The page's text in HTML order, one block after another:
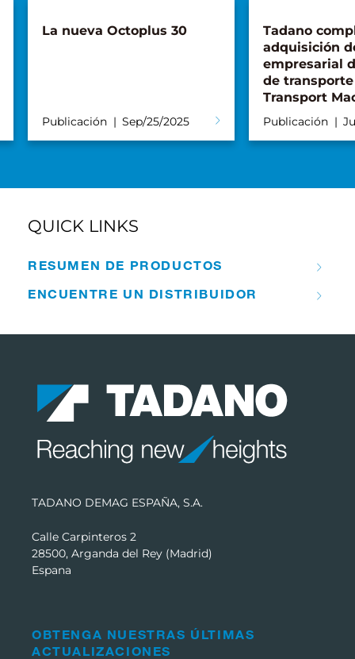
La nueva Octoplus 30
Publicación Sep/25/2025
Tadano
adquisición
empresarial
de
Transport
Publicación
QUICK LINKS
RESUMEN DE PRODUCTOS
ENCUENTRE UN DISTRIBUIDOR
TADANO DEMAG ESPAÑA, S.A.
Calle Carpinteros 2
28500, Arganda del Rey (Madrid)
Espana
OBTENGA NUESTRAS ÚLTIMAS
ACTUALIZACIONES